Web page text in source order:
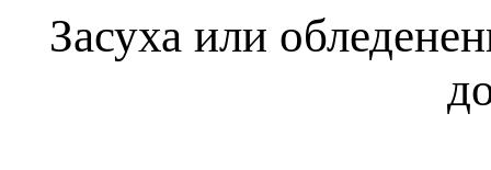
Засуха или